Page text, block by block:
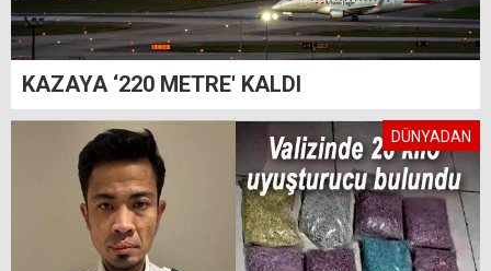
KAZAYA ‘220 METRE' KALDI
DÜNYADAN